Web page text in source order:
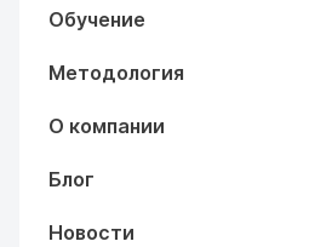
Обучение
Методология
О компании
Блог
Новости